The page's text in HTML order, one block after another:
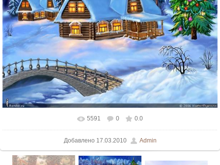
В реальном размере 1024x768
5591 0 0.0
Добавлено 17.03.2010 Admin